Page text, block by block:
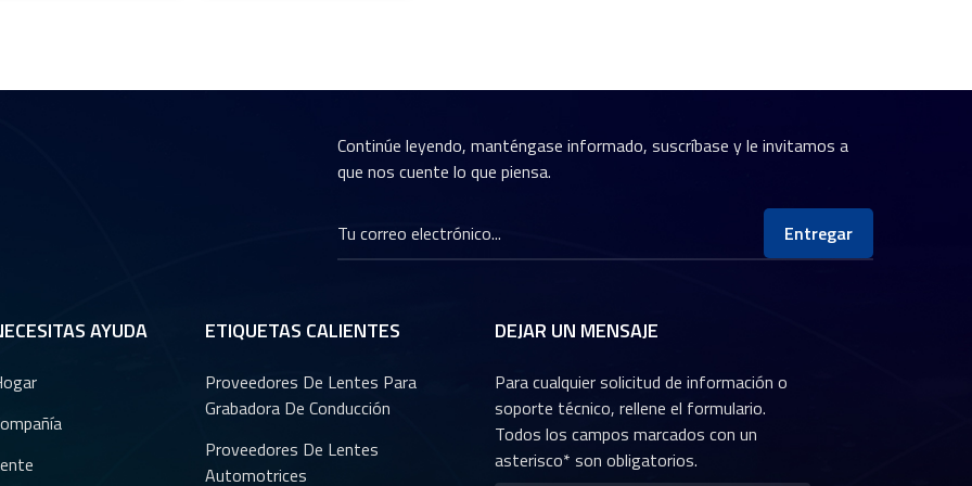
Continúe leyendo, manténgase informado, suscríbase y le invitamos a
que nos cuente lo que piensa.
Entregar
AYUDA ETIQUETAS CALIENTES
Proveedores De Lentes Para
Grabadora De Conducción
Proveedores De Lentes
Automotrices
DEJAR UN MENSAJE
Para cualquier solicitud de información o
soporte técnico, rellene el formulario.
Todos los campos marcados con un
asterisco* son obligatorios.